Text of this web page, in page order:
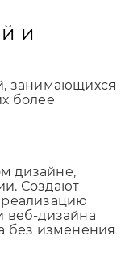
и
занимающихся
более
дизайне,
Создают
веб-дизайна
без изменения